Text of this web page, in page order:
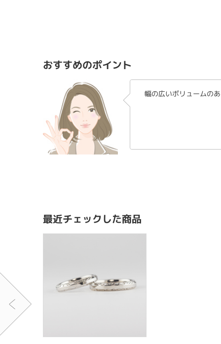
おすすめのポイント
幅の広いボリュームの
最近チェックした商品